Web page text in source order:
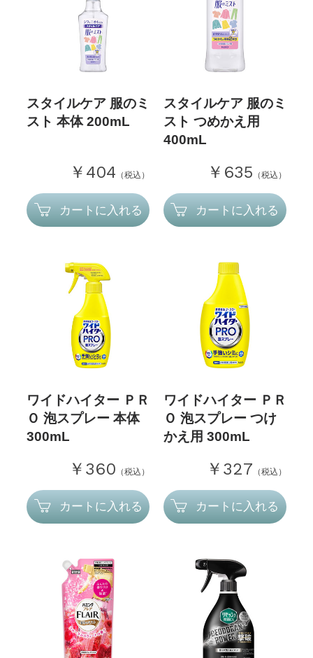
スタイルケア 服のミ
スト 本体 200mL
￥404 （税込）
カートに入れる
スタイルケア 服のミ
スト つめかえ用
400mL
￥635 （税込）
カートに入れる
ワイドハイター ＰＲ
Ｏ 泡スプレー 本体
300mL
￥360 （税込）
カートに入れる
ワイドハイター ＰＲ
Ｏ 泡スプレー つけ
かえ用 300mL
￥327 （税込）
カートに入れる